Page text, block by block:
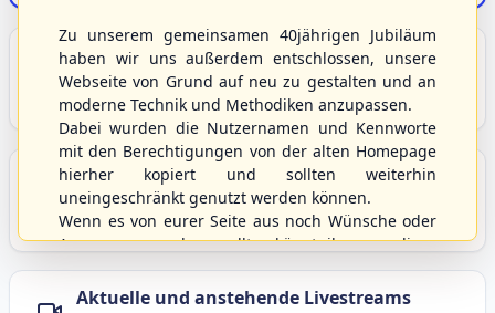
Unser Sport
Grundlagen und Hintergründe zu Baseball, Softball
und Baseball5.
Berichte und Neuigkeiten
Aktuelle Meldungen, Berichte und Nachrichten aus
dem S/HBV, Deutschland und der Welt.
Aktuelle und anstehende Livestreams
Zu unserem gemeinsamen 40jährigen Jubiläum
haben wir uns außerdem entschlossen, unsere
Webseite von Grund auf neu zu gestalten und an
moderne Technik und Methodiken anzupassen.
Dabei wurden die Nutzernamen und Kennworte
mit den Berechtigungen von der alten Homepage
hierher kopiert und sollten weiterhin
uneingeschränkt genutzt werden können.
Wenn es von eurer Seite aus noch Wünsche oder
Anregungen geben sollte, könnt ihr uns diese
gerne an die Verbandsadresseinfo@shbvnet.de
schicken.